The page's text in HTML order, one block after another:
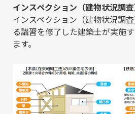
インスペクション（建物状況調
インスペクション（建物状況調
る講習を修了した建築士が実施
ます。